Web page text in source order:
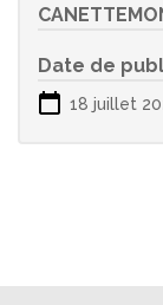
Date de
18 juillet